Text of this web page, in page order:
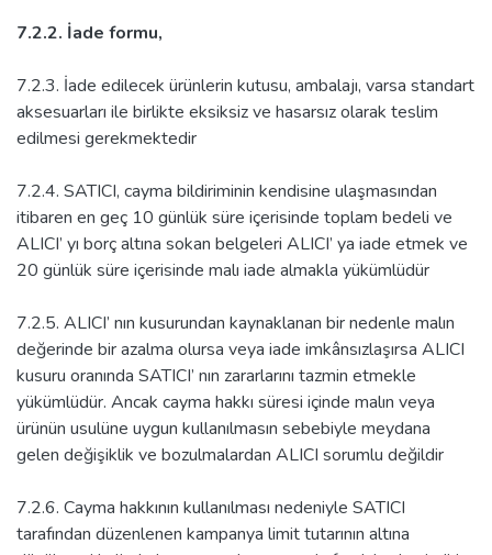
7.2.2. İade formu,
7.2.3. İade edilecek ürünlerin kutusu, ambalajı, varsa standart
aksesuarları ile birlikte eksiksiz ve hasarsız olarak teslim
edilmesi gerekmektedir
7.2.4. SATICI, cayma bildiriminin kendisine ulaşmasından
itibaren en geç 10 günlük süre içerisinde toplam bedeli ve
ALICI’ yı borç altına sokan belgeleri ALICI’ ya iade etmek ve
20 günlük süre içerisinde malı iade almakla yükümlüdür
7.2.5. ALICI’ nın kusurundan kaynaklanan bir nedenle malın
değerinde bir azalma olursa veya iade imkânsızlaşırsa ALICI
kusuru oranında SATICI’ nın zararlarını tazmin etmekle
yükümlüdür. Ancak cayma hakkı süresi içinde malın veya
ürünün usulüne uygun kullanılmasın sebebiyle meydana
gelen değişiklik ve bozulmalardan ALICI sorumlu değildir
7.2.6. Cayma hakkının kullanılması nedeniyle SATICI
tarafından düzenlenen kampanya limit tutarının altına